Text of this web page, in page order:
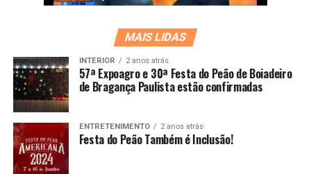
MAIS LIDAS
INTERIOR 2 anos atrás
57ª Expoagro e 30ª Festa do Peão de Boiadeiro
de Bragança Paulista estão confirmadas
ENTRETENIMENTO 2 anos atrás
Festa do Peão Também é Inclusão!